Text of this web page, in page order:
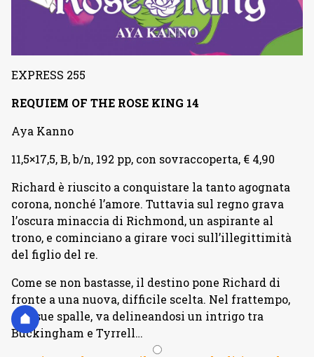
EXPRESS 255
REQUIEM OF THE ROSE KING 14
Aya Kanno
11,5×17,5, B, b/n, 192 pp, con sovraccoperta, € 4,90
Richard è riuscito a conquistare la tanto agognata
corona, nonché l’amore. Tuttavia sul regno grava
l’oscura minaccia di Richmond, un aspirante al
trono, e cominciano a girare voci sull’illegittimità
del figlio del re.
Come se non bastasse, il destino pone Richard di
fronte a una nuova, difficile scelta. Nel frattempo,
alle sue spalle, va delineandosi un intrigo tra
Buckingham e Tyrrell…